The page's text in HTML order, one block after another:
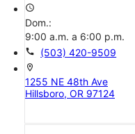
access_time
Dom.:
9:00 a.m. a 6:00 p.m.
call (503) 420-9509
location_on
1255 NE 48th Ave
Hillsboro, OR 97124